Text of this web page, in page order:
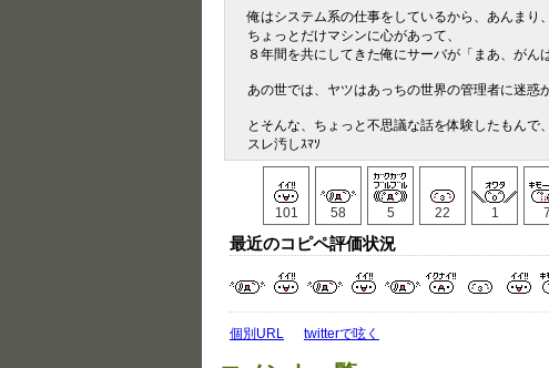
俺はシステム系の仕事をしているから、あんまり
ちょっとだけマシンに心があって、
８年間を共にしてきた俺にサーバが「まあ、がん
あの世では、ヤツはあっちの世界の管理者に迷惑
とそんな、ちょっと不思議な話を体験したもんで
スレ汚しｽﾏｿ
101 58 5 22 1 7
最近のコピペ評価状況
個別URL twitterで呟く